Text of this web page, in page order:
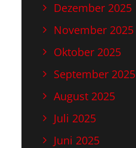
Dezember 2025
November 2025
Oktober 2025
September 2025
August 2025
Juli 2025
Juni 2025